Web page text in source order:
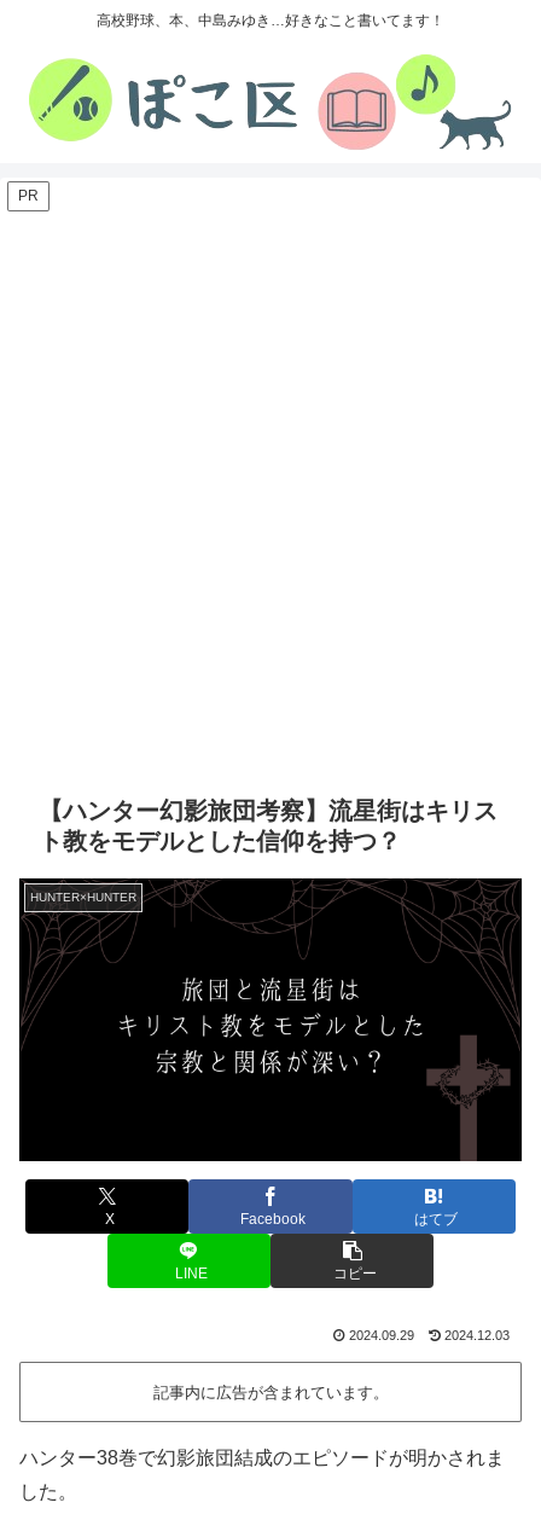
高校野球、本、中島みゆき…好きなこと書いてます！
PR
【ハンター幻影旅団考察】流星街はキリス
ト教をモデルとした信仰を持つ？
HUNTER×HUNTER
X Facebook はてブ
LINE コピー
2024.09.29 2024.12.03
記事内に広告が含まれています。
ハンター38巻で幻影旅団結成のエピソードが明かされま
した。